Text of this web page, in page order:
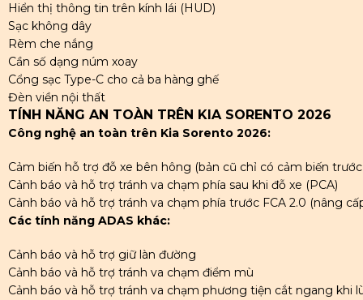
Hiển thị thông tin trên kính lái (HUD)
Sạc không dây
Rèm che nắng
Cần số dạng núm xoay
Cổng sạc Type-C cho cả ba hàng ghế
Đèn viền nội thất
TÍNH NĂNG AN TOÀN TRÊN KIA SORENTO 2026
Công nghệ an toàn trên Kia Sorento 2026:
Cảm biến hỗ trợ đỗ xe bên hông (bản cũ chỉ có cảm biến trước
Cảnh báo và hỗ trợ tránh va chạm phía sau khi đỗ xe (PCA)
Cảnh báo và hỗ trợ tránh va chạm phía trước FCA 2.0 (nâng
Các tính năng ADAS khác:
Cảnh báo và hỗ trợ giữ làn đường
Cảnh báo và hỗ trợ tránh va chạm điểm mù
Cảnh báo và hỗ trợ tránh va chạm phương tiện cắt ngang khi